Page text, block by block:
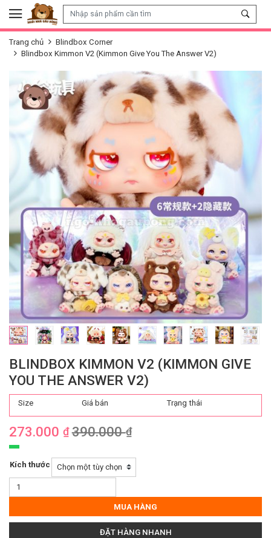
Skip to content
Trang chủ
Blindbox Corner
Blindbox Kimmon V2 (Kimmon Give You The Answer V2)
BLINDBOX KIMMON V2 (KIMMON GIVE
YOU THE ANSWER V2)
Size Giá bán Trạng thái
273.000 ₫ 390.000₫
Kích thước
Blindbox
(Kimmon
MUA HÀNG
ĐẶT HÀNG NHANH